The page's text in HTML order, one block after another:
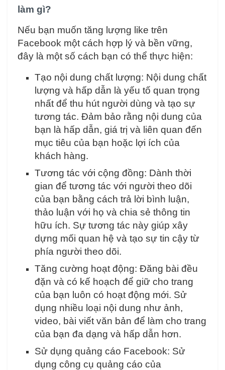
làm gì?
Nếu bạn muốn tăng lượng like trên
Facebook một cách hợp lý và bền vững,
đây là một số cách bạn có thể thực hiện:
Tạo nội dung chất lượng: Nội dung chất
lượng và hấp dẫn là yếu tố quan trọng
nhất để thu hút người dùng và tạo sự
tương tác. Đảm bảo rằng nội dung của
bạn là hấp dẫn, giá trị và liên quan đến
mục tiêu của bạn hoặc lợi ích của
khách hàng.
Tương tác với cộng đồng: Dành thời
gian để tương tác với người theo dõi
của bạn bằng cách trả lời bình luận,
thảo luận với họ và chia sẻ thông tin
hữu ích. Sự tương tác này giúp xây
dựng mối quan hệ và tạo sự tin cậy từ
phía người theo dõi.
Tăng cường hoạt động: Đăng bài đều
đặn và có kế hoạch để giữ cho trang
của bạn luôn có hoạt động mới. Sử
dụng nhiều loại nội dung như ảnh,
video, bài viết văn bản để làm cho trang
của bạn đa dạng và hấp dẫn hơn.
Sử dụng quảng cáo Facebook: Sử
dụng công cụ quảng cáo của